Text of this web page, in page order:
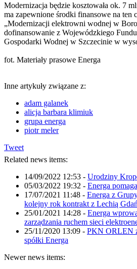
Modernizacja będzie kosztowała ok. 7
ma zapewnione środki finansowe na ten
„Modernizacji elektrowni wodnej w
dofinansowanie z Wojewódzkiego
Gospodarki Wodnej w Szczecinie w
fot. Materiały prasowe Energa
Inne artykuły związane z:
adam galanek
alicja barbara klimiuk
grupa energa
piotr meler
Tweet
Related news items:
14/09/2022 12:53 - Urodziny
05/03/2022 19:32 - Energa
17/07/2021 11:48 - Energa z
kolejny rok kontrakt z Lechią
25/01/2021 14:28 - Energa
zarządzania ruchem sieci
25/11/2020 13:09 - PKN ORLEN
spółki Energa
Newer news items: